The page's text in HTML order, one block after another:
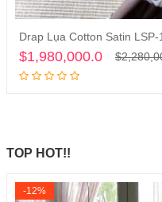
Drap Lụa Cotton Satin
$1,980,000.0
TOP HOT!!
-12%